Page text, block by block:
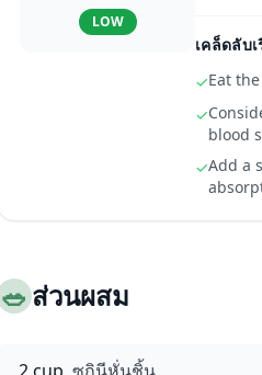
LOW
เคล็ดลับ
✓Eat
✓
blood
✓Add a
🥗ส่วนผสม